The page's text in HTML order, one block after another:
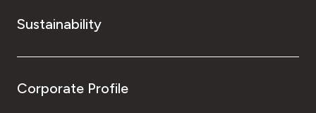
Sustainability
Corporate Profile